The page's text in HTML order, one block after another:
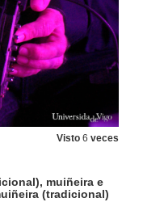
Visto 6 veces
muiñeira e
(tradicional)